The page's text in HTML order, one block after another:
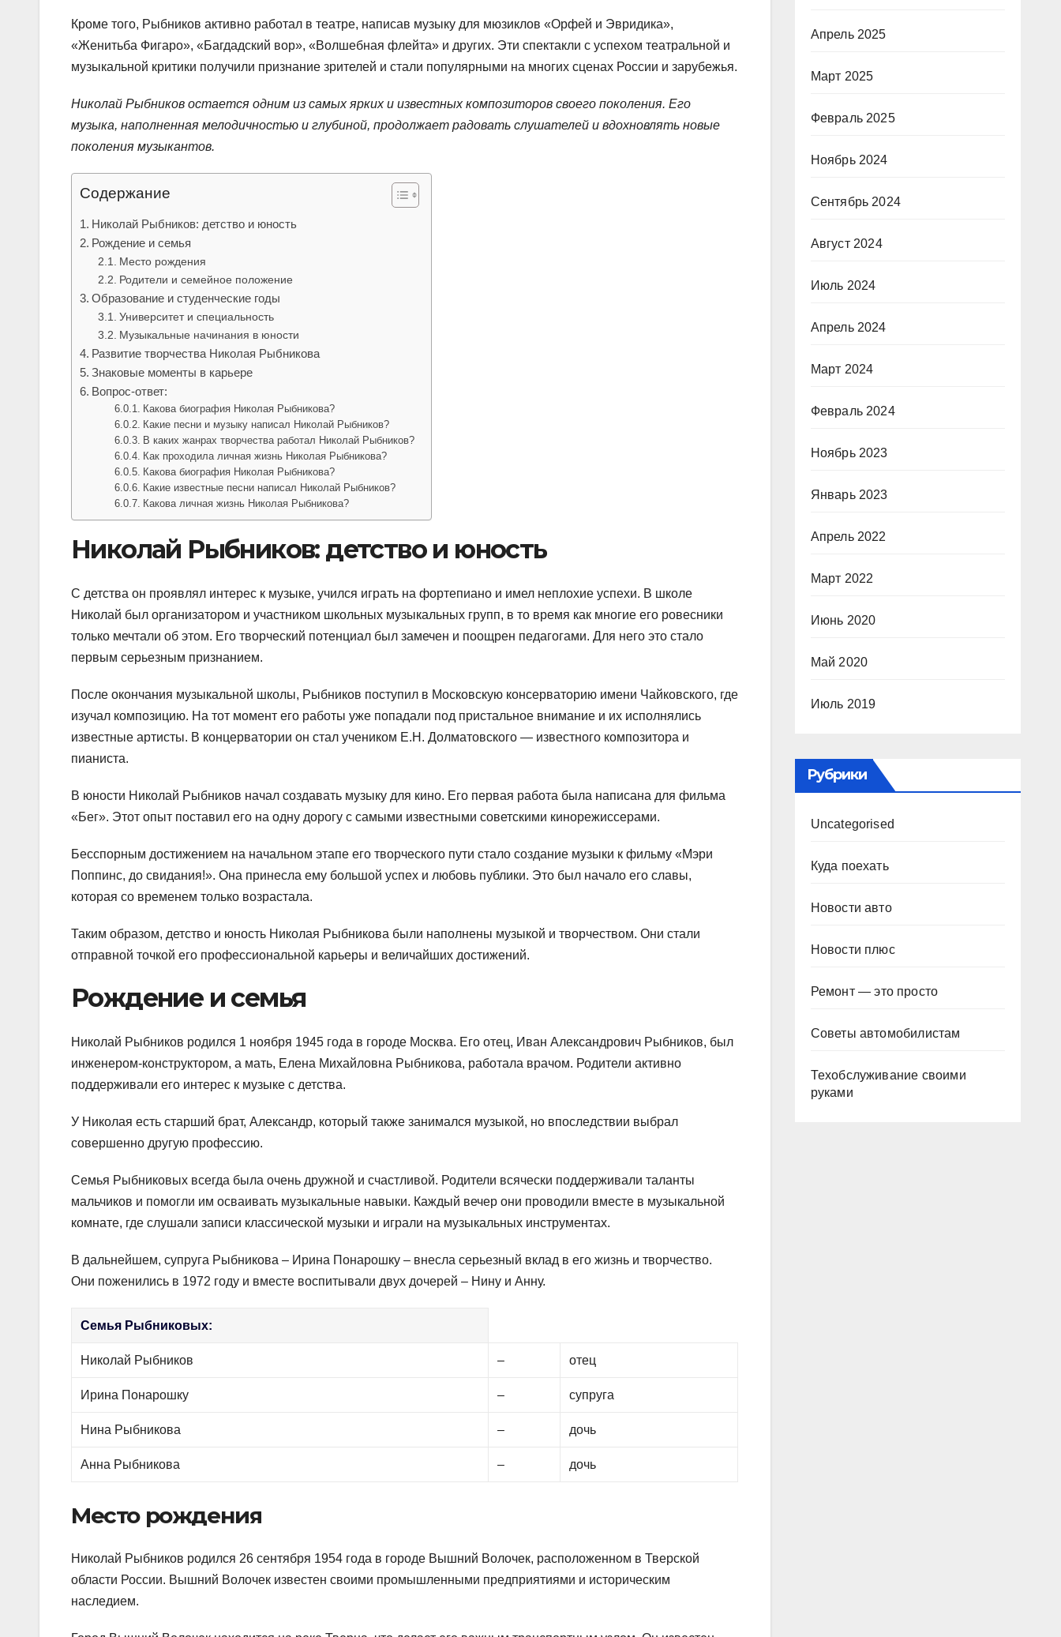
Кроме того, Рыбников активно работал в театре, написав музыку для мюзиклов «Орфей и Эвридика»,
«Женитьба Фигаро», «Багдадский вор», «Волшебная флейта» и других. Эти спектакли с успехом театральной и
музыкальной критики получили признание зрителей и стали популярными на многих сценах России и зарубежья.
Николай Рыбников остается одним из самых ярких и известных композиторов своего поколения. Его
музыка, наполненная мелодичностью и глубиной, продолжает радовать слушателей и вдохновлять новые
поколения музыкантов.
Содержание
Николай Рыбников: детство и юность
Рождение и семья
Место рождения
Родители и семейное положение
Образование и студенческие годы
Университет и специальность
Музыкальные начинания в юности
Развитие творчества Николая Рыбникова
Знаковые моменты в карьере
Вопрос-ответ:
Какова биография Николая Рыбникова?
Какие песни и музыку написал Николай Рыбников?
В каких жанрах творчества работал Николай Рыбников?
Как проходила личная жизнь Николая Рыбникова?
Какова биография Николая Рыбникова?
Какие известные песни написал Николай Рыбников?
Какова личная жизнь Николая Рыбникова?
Николай Рыбников: детство и юность
С детства он проявлял интерес к музыке, учился играть на фортепиано и имел неплохие успехи. В школе
Николай был организатором и участником школьных музыкальных групп, в то время как многие его ровесники
только мечтали об этом. Его творческий потенциал был замечен и поощрен педагогами. Для него это стало
первым серьезным признанием.
После окончания музыкальной школы, Рыбников поступил в Московскую консерваторию имени Чайковского, где
изучал композицию. На тот момент его работы уже попадали под пристальное внимание и их исполнялись
известные артисты. В концерватории он стал учеником Е.Н. Долматовского — известного композитора и
пианиста.
В юности Николай Рыбников начал создавать музыку для кино. Его первая работа была написана для фильма
«Бег». Этот опыт поставил его на одну дорогу с самыми известными советскими кинорежиссерами.
Бесспорным достижением на начальном этапе его творческого пути стало создание музыки к фильму «Мэри
Поппинс, до свидания!». Она принесла ему большой успех и любовь публики. Это был начало его славы,
которая со временем только возрастала.
Таким образом, детство и юность Николая Рыбникова были наполнены музыкой и творчеством. Они стали
отправной точкой его профессиональной карьеры и величайших достижений.
Рождение и семья
Николай Рыбников родился 1 ноября 1945 года в городе Москва. Его отец, Иван Александрович Рыбников, был
инженером-конструктором, а мать, Елена Михайловна Рыбникова, работала врачом. Родители активно
поддерживали его интерес к музыке с детства.
У Николая есть старший брат, Александр, который также занимался музыкой, но впоследствии выбрал
совершенно другую профессию.
Семья Рыбниковых всегда была очень дружной и счастливой. Родители всячески поддерживали таланты
мальчиков и помогли им осваивать музыкальные навыки. Каждый вечер они проводили вместе в музыкальной
комнате, где слушали записи классической музыки и играли на музыкальных инструментах.
В дальнейшем, супруга Рыбникова – Ирина Понарошку – внесла серьезный вклад в его жизнь и творчество.
Они поженились в 1972 году и вместе воспитывали двух дочерей – Нину и Анну.
Семья Рыбниковых:
Николай Рыбников – отец
Ирина Понарошку – супруга
Нина Рыбникова – дочь
Анна Рыбникова – дочь
Место рождения
Николай Рыбников родился 26 сентября 1954 года в городе Вышний Волочек, расположенном в Тверской
области России. Вышний Волочек известен своими промышленными предприятиями и историческим
наследием.
Апрель 2025
Март 2025
Февраль 2025
Ноябрь 2024
Сентябрь 2024
Август 2024
Июль 2024
Апрель 2024
Март 2024
Февраль 2024
Ноябрь 2023
Январь 2023
Апрель 2022
Март 2022
Июнь 2020
Май 2020
Июль 2019
Рубрики
Uncategorised
Куда поехать
Новости авто
Новости плюс
Ремонт — это просто
Советы автомобилистам
Техобслуживание своими
руками